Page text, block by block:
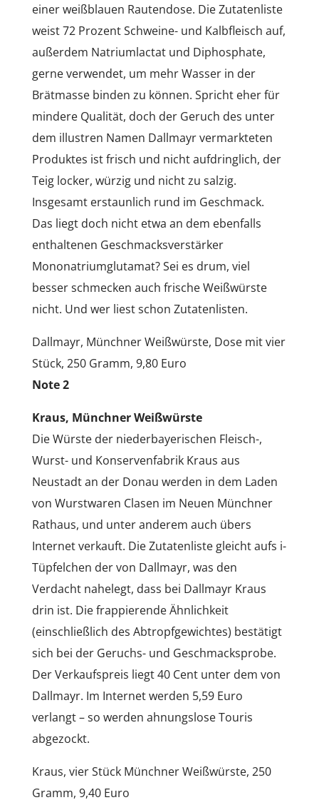
einer weißblauen Rautendose. Die Zutatenliste
weist 72 Prozent Schweine- und Kalbfleisch auf,
außerdem Natriumlactat und Diphosphate,
gerne verwendet, um mehr Wasser in der
Brätmasse binden zu können. Spricht eher für
mindere Qualität, doch der Geruch des unter
dem illustren Namen Dallmayr vermarkteten
Produktes ist frisch und nicht aufdringlich, der
Teig locker, würzig und nicht zu salzig.
Insgesamt erstaunlich rund im Geschmack.
Das liegt doch nicht etwa an dem ebenfalls
enthaltenen Geschmacksverstärker
Mononatriumglutamat? Sei es drum, viel
besser schmecken auch frische Weißwürste
nicht. Und wer liest schon Zutatenlisten.
Dallmayr, Münchner Weißwürste, Dose mit vier
Stück, 250 Gramm, 9,80 Euro
Note 2
Kraus, Münchner Weißwürste
Die Würste der niederbayerischen Fleisch-,
Wurst- und Konservenfabrik Kraus aus
Neustadt an der Donau werden in dem Laden
von Wurstwaren Clasen im Neuen Münchner
Rathaus, und unter anderem auch übers
Internet verkauft. Die Zutatenliste gleicht aufs i-
Tüpfelchen der von Dallmayr, was den
Verdacht nahelegt, dass bei Dallmayr Kraus
drin ist. Die frappierende Ähnlichkeit
(einschließlich des Abtropfgewichtes) bestätigt
sich bei der Geruchs- und Geschmacksprobe.
Der Verkaufspreis liegt 40 Cent unter dem von
Dallmayr. Im Internet werden 5,59 Euro
verlangt – so werden ahnungslose Touris
abgezockt.
Kraus, vier Stück Münchner Weißwürste, 250
Gramm, 9,40 Euro